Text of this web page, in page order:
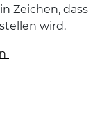
Zeichen, dass
wird.